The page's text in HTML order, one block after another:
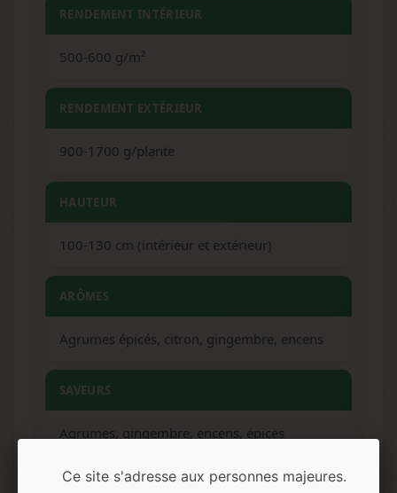
RENDEMENT INTÉRIEUR
500-600 g/m²
RENDEMENT EXTÉRIEUR
900-1700 g/plante
HAUTEUR
100-130 cm (intérieur et extérieur)
ARÔMES
Agrumes épicés, citron, gingembre, encens
SAVEURS
Agrumes, gingembre, encens, épices
EFFETS
Ce site s'adresse aux personnes majeures.